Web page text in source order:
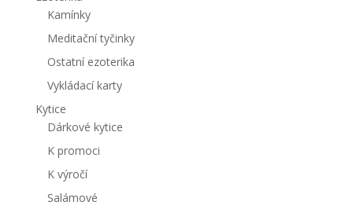
Kamínky
Meditační tyčinky
Ostatní ezoterika
Vykládací karty
Kytice
Dárkové kytice
K promoci
K výročí
Salámové